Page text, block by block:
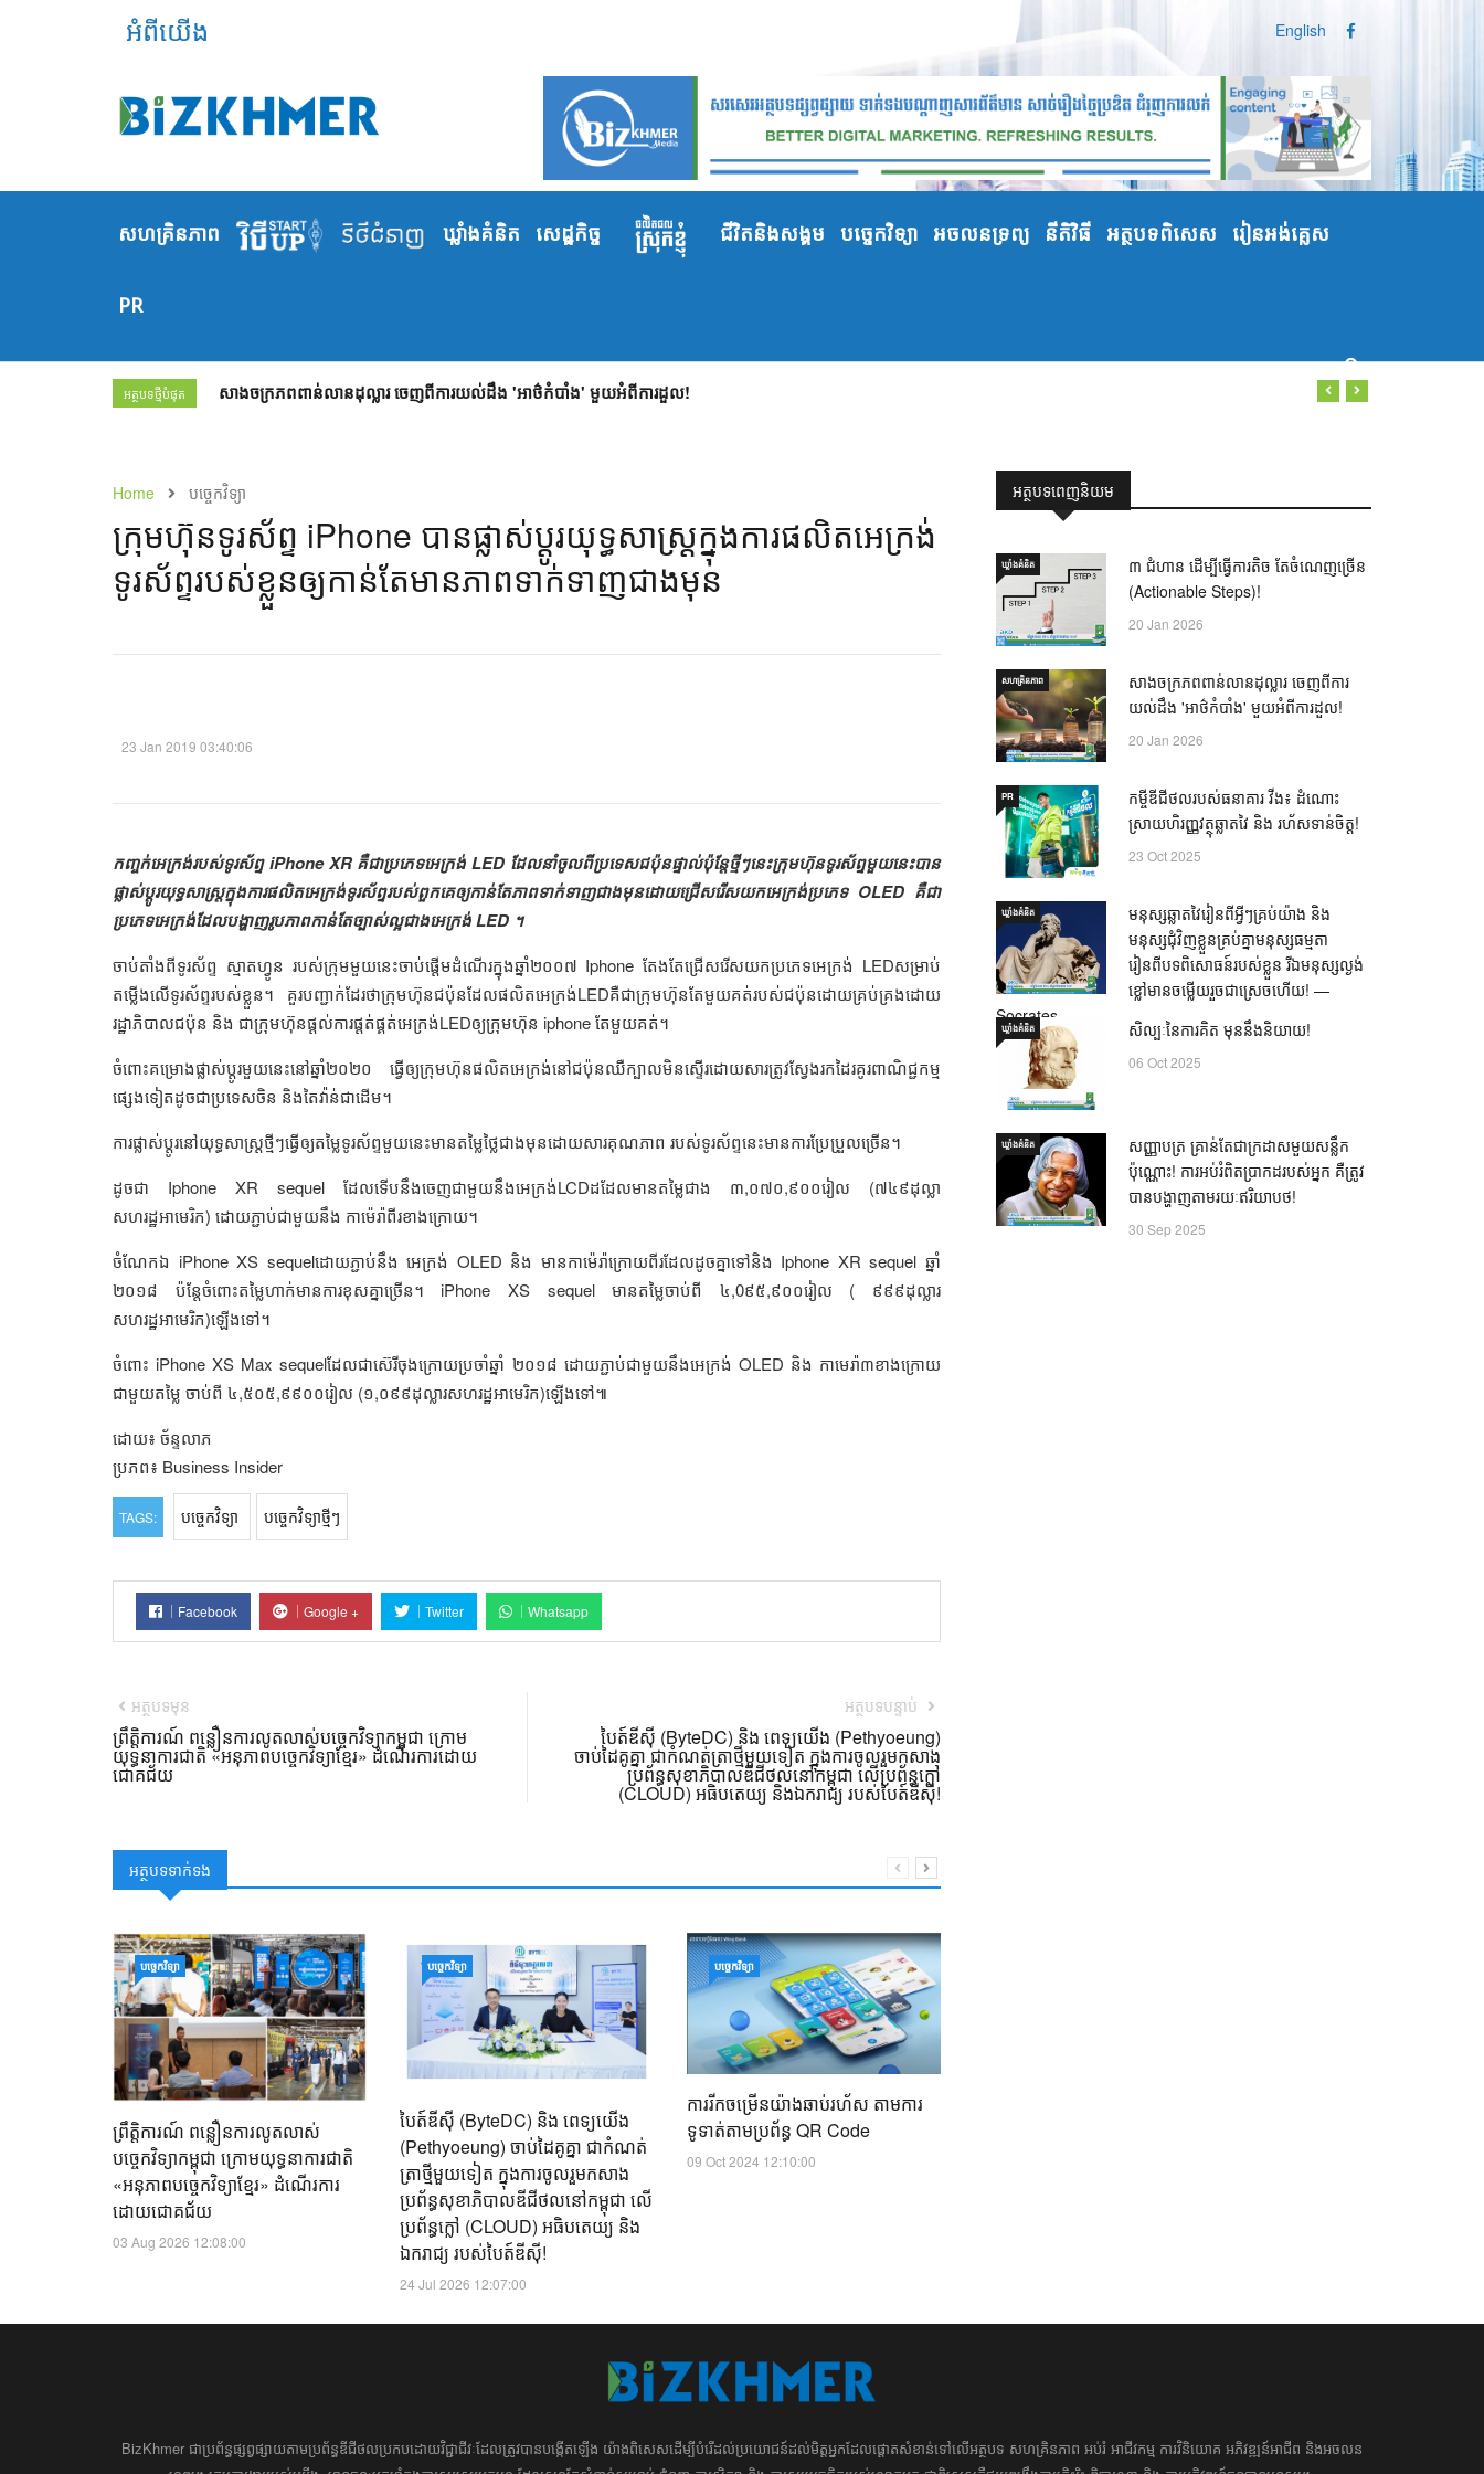
អំពីយើង English
សហគ្រិនភាព ឃ្លាំង​គំនិត សេដ្ឋកិច្ច ជីវិតនិងសង្គម បច្ចេកវិទ្យា អចលនទ្រព្យ នីតិវិធី អត្ថបទពិសេស រៀនអង់គ្លេស
PR
អត្ថបទថ្មីបំផុត សាងចក្រភពពាន់លានដុល្លារ ចេញពីការយល់ដឹង 'អាថ៌កំបាំង' មួយអំពីការដួល!
Home បច្ចេកវិទ្យា
ក្រុមហ៊ុនទូរស័ព្ទ iPhone បានផ្លាស់ប្ដូរយុទ្ធសាស្រ្ដក្នុងការផលិតអេក្រង់
ទូរស័ព្ទរបស់ខ្លួនឲ្យកាន់តែមានភាពទាក់ទាញជាងមុន​
23 Jan 2019 03:40:06
កញ្ចក់អេក្រង់របស់ទូរស័ព្ទ iPhone XR គឺជាប្រភេទអេក្រង់ LED ដែលនាំចូលពីប្រទេសជប៉ុនផ្ទាល់ប៉ុន្ដែថ្មីៗនេះក្រុមហ៊ុនទូរស័ព្ទមួយនេះបាន
ផ្លាស់ប្ដូរយុទ្ធសាស្រ្ដក្នុងការផលិតអេក្រង់ទូរស័ព្ទរបស់ពួកគេឲ្យកាន់តែភាពទាក់ទាញជាងមុនដោយជ្រើសរើសយកអេក្រង់ប្រភេទ OLED គឺជា
ប្រភេទអេក្រង់ដែលបង្ហាញរូបភាពកាន់តែច្បាស់ល្អជាងអេក្រង់ LED ។
ចាប់តាំងពីទូរស័ព្ទ ស្មាតហ្វូន របស់ក្រុមមួយនេះចាប់ផ្ដើមដំណើរក្នុងឆ្នាំ២០០៧ Iphone តែងតែជ្រើសរើសយកប្រភេទអេក្រង់ LEDសម្រាប់
តម្លើងលើទូរស័ព្ទរបស់ខ្លួន។ គួរបញ្ជាក់ដែរថាក្រុមហ៊ុនជប៉ុនដែលផលិតអេក្រង់LEDគឺជាក្រុមហ៊ុនតែមួយគត់របស់ជប៉ុនដោយគ្រប់គ្រងដោយ
រដ្ឋាភិបាលជប៉ុន និង ជាក្រុមហ៊ុនផ្ដល់ការផ្ដត់ផ្គត់អេក្រង់LED​ឲ្យក្រុមហ៊ុន iphone តែមួយគត់។
ចំពោះគម្រោងផ្លាស់ប្ដូរមួយនេះនៅឆ្នាំ២០២០ ធ្វើឲ្យក្រុមហ៊ុនផលិតអេក្រង់នៅជប៉ុនឈឺក្បាលមិនស្ទើរដោយសារត្រូវស្វែងរកដៃរគូរពាណិជ្ជកម្ម
ផ្សេងទៀតដូចជាប្រទេសចិន និងតៃវ៉ាន់ជាដើម។
ការផ្លាស់ប្ដូរនៅយុទ្ធសាស្រ្ដថ្មីៗធ្វើឲ្យតម្លៃទូរស័ព្ទមួយនេះមានតម្លៃថ្លៃជាងមុនដោយសារគុណភាព របស់ទូរស័ព្ទនេះមានការប្រែប្រួលច្រើន។
ដូចជា Iphone XR sequel ដែលទើបនឹងចេញជាមួយនឹងអេក្រង់LCDដដែលមានតម្លៃជាង ៣,០៧០,៩០០រៀល (៧៤៩ដុល្លា
សហរដ្ឋអាមេរិក) ដោយភ្ជាប់ជាមួយនឹង កាម៉េរ៉ាពីរខាងក្រោយ។
ចំណែកឯ iPhone XS sequelដោយភ្ជាប់នឹង អេក្រង់ OLED និង មានកាម៉េរ៉ាក្រោយពីរដែលដូចគ្នាទៅនិង Iphone XR sequel ឆ្នាំ
២០១៨ ប៉ន្ដែចំពោះតម្លៃហាក់មានការខុសគ្នាច្រើន។ iPhone XS sequel មានតម្លៃចាប់ពី ៤,0៩៥,៩០០រៀល ( ៩៩៩ដុល្លារ
សហរដ្ឋអាមេរិក)ឡើងទៅ។
ចំពោះ iPhone XS Max sequelដែលជាស៊េរីចុងក្រោយប្រចាំឆ្នាំ ២០១៨ ដោយភ្ជាប់ជាមួយនឹងអេក្រង់ OLED និង កាមេរ៉ា៣ខាងក្រោយ
ជាមួយតម្លៃ ចាប់ពី ៤,៥០៥,៩៩០០រៀល (១,០៩៩ដុល្លារសហរដ្ឋអាមេរិក)ឡើងទៅ៕
ដោយ៖ ច័ន្ទលាភ
ប្រភព៖ Business Insider
TAGS: បច្ចេកវិទ្យា បច្ចេកវិទ្យាថ្មីៗ
Facebook Google + Twitter Whatsapp
អត្ថបទមុន
ព្រឹត្តិការណ៍ ពន្លឿនការលូតលាស់បច្ចេកវិទ្យាកម្ពុជា ក្រោម
យុទ្ធនាការជាតិ «អនុភាពបច្ចេកវិទ្យាខ្មែរ» ដំណើរការដោយ
ជោគជ័យ
អត្ថបទបន្ទាប់
បៃត៍ឌីស៊ី (ByteDC) និង ពេទ្យយើង (Pethyoeung)
ចាប់ដៃគូគ្នា ជាកំណត់ត្រាថ្មីមួយទៀត ក្នុងការចូលរួមកសាង
ប្រព័ន្ធសុខាភិបាលឌីជីថល​នៅកម្ពុជា លើប្រព័ន្ធក្លៅ
(CLOUD) អធិបតេយ្យ និងឯករាជ្យ របស់បៃត៍ឌីស៊ី!
អត្ថបទទាក់ទង
បច្ចេកវិទ្យា
ព្រឹត្តិការណ៍ ពន្លឿនការលូតលាស់
បច្ចេកវិទ្យាកម្ពុជា ក្រោមយុទ្ធនាការជាតិ
«អនុភាពបច្ចេកវិទ្យាខ្មែរ» ដំណើរការ
ដោយជោគជ័យ
03 Aug 2026 12:08:00
បច្ចេកវិទ្យា
បៃត៍ឌីស៊ី (ByteDC) និង ពេទ្យយើង
(Pethyoeung) ចាប់ដៃគូគ្នា ជាកំណត់
ត្រាថ្មីមួយទៀត ក្នុងការចូលរួមកសាង
ប្រព័ន្ធសុខាភិបាលឌីជីថល​នៅកម្ពុជា លើ
ប្រព័ន្ធក្លៅ (CLOUD) អធិបតេយ្យ និង
ឯករាជ្យ របស់បៃត៍ឌីស៊ី!
24 Jul 2026 12:07:00
បច្ចេកវិទ្យា
ការរីកចម្រើនយ៉ាងឆាប់រហ័ស​ តាមការ
ទូទាត់តាមប្រព័ន្ធ QR Code
09 Oct 2024 12:10:00
អត្ថបទពេញនិយម
ឃ្លាំង​គំនិត
៣ ជំហាន ដើម្បីធ្វើការតិច តែចំណេញច្រើន
(Actionable Steps)!
20 Jan 2026
សហគ្រិនភាព
សាងចក្រភពពាន់លានដុល្លារ ចេញពីការ
យល់ដឹង 'អាថ៌កំបាំង' មួយអំពីការដួល!
20 Jan 2026
PR
កម្ចីឌីជីថលរបស់ធនាគារ វីង៖ ដំណោះ
ស្រាយហិរញ្ញវត្ថុឆ្លាតវៃ និង រហ័សទាន់ចិត្ត!
23 Oct 2025
ឃ្លាំង​គំនិត
មនុស្សឆ្លាតវៃរៀនពីអ្វីៗគ្រប់យ៉ាង និង
មនុស្សជុំវិញខ្លួនគ្រប់គ្នាមនុស្សធម្មតា
រៀនពីបទពិសោធន៍របស់ខ្លួន រីឯមនុស្សល្ងង់
ខ្លៅមានចម្លើយរួចជាស្រេចហើយ! —
Socrates
21 Oct 2025
ឃ្លាំង​គំនិត សិល្បៈនៃការគិត មុននឹងនិយាយ!
06 Oct 2025
ឃ្លាំង​គំនិត
សញ្ញាបត្រ គ្រាន់តែជាក្រដាសមួយសន្លឹក
ប៉ុណ្ណោះ! ការអប់រំពិតប្រាកដរបស់អ្នក គឺត្រូវ
បានបង្ហាញតាមរយៈឥរិយាបថ!
30 Sep 2025
BizKhmer ​ជា​​ប្រព័ន្ធ​ផ្សព្វផ្សាយ​តាម​ប្រព័ន្ធ​ឌីជីថល​​​ប្រកប​ដោយ​វិជ្ជាជីវៈ​ដែល​​​ត្រូវ​បាន​បង្កើតឡើង យ៉ាង​ពិសេស​​ដើម្បី​បំរើ​ដល់​ប្រយោជន៍​​​ដល់​មិត្ត​អ្នក​ដែល​ផ្ដោត​សំខាន់​ទៅ​លើ​អត្ថបទ​ សហគ្រិន​ភាព អប់រំ ​​អាជីវកម្ម​ ​ការ​វិនិយោគ​ ​អភិវឌ្ឍន៍​អាជីព​ និង​អចលន